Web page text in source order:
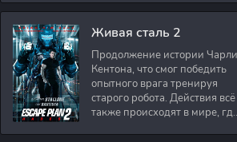
работал в медицинском
Живая сталь 2
Продолжение истории Чарли
Кентона, что смог победить
опытного врага тренируя
старого робота. Действия всё
также происходят в мире, где